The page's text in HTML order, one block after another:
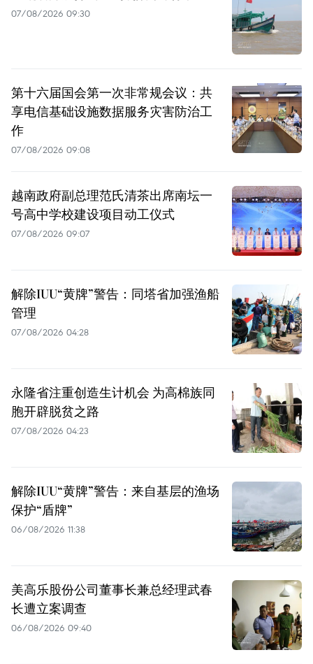
07/08/2026 09:30
第十六届国会第一次非常规会议：共
享电信基础设施数据服务灾害防治工
作
07/08/2026 09:08
越南政府副总理范氏清茶出席南坛一
号高中学校建设项目动工仪式
07/08/2026 09:07
解除IUU“黄牌”警告：同塔省加强渔船
管理
07/08/2026 04:28
永隆省注重创造生计机会 为高棉族同
胞开辟脱贫之路
07/08/2026 04:23
解除IUU“黄牌”警告：来自基层的渔场
保护“盾牌”
06/08/2026 11:38
美高乐股份公司董事长兼总经理武春
长遭立案调查
06/08/2026 09:40